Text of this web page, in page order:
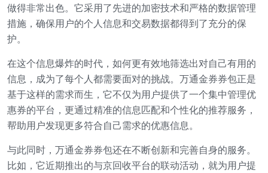
做得非常出色。它采用了先进的加密技术和严格的数据管理
措施，确保用户的个人信息和交易数据都得到了充分的保
护。
在这个信息爆炸的时代，如何更有效地筛选出对自己有用的
信息，成为了每个人都需要面对的挑战。万通金券券包正是
基于这样的需求而生，它不仅为用户提供了一个集中管理优
惠券的平台，更通过精准的信息匹配和个性化的推荐服务，
帮助用户发现更多符合自己需求的优惠信息。
与此同时，万通金券券包还在不断创新和完善自身的服务。
比如，它近期推出的与京回收平台的联动活动，就为用户提